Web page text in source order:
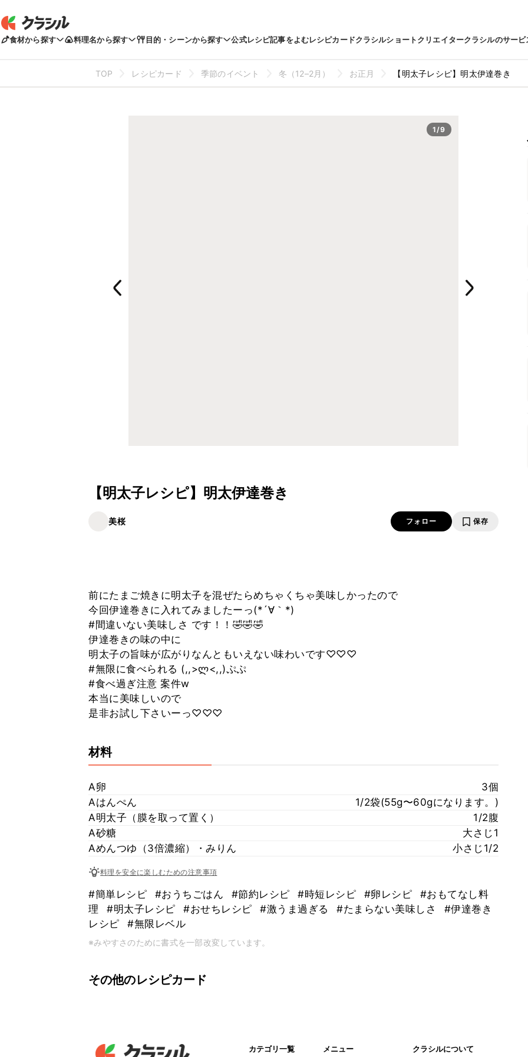
食材から探す 料理名から探す 目的・シーンから探す 公式レシピ記事をよむレシピカードクラシルショートクリエイタークラシルのサービ
TOP レシピカード 季節のイベント 冬（12–2月） お正月 【明太子レシピ】明太伊達巻き
1/9
【明太子レシピ】明太伊達巻き
美桜 フォロー 保存
前にたまご焼きに明太子を混ぜたらめちゃくちゃ美味しかったので
今回伊達巻きに入れてみましたーっ(*´∀｀*)
#間違いない美味しさ です！！🤣🤣🤣
伊達巻きの味の中に
明太子の旨味が広がりなんともいえない味わいです♡♡♡
#無限に食べられる (,,>ლ<,,)ぷぷ
#食べ過ぎ注意 案件w
本当に美味しいので
是非お試し下さいーっ♡♡♡
材料
A卵
3個
Aはんぺん
1/2袋(55g〜60gになります。)
A明太子（膜を取って置く）
1/2腹
A砂糖
大さじ1
Aめんつゆ（3倍濃縮）・みりん
小さじ1/2
料理を安全に楽しむための注意事項
#簡単レシピ #おうちごはん #節約レシピ #時短レシピ #卵レシピ
#おもてなし料
理
#明太子レシピ #おせちレシピ #激うま過ぎる #たまらない美味しさ
#伊達巻き
レシピ
#無限レベル
※みやすさのために書式を一部改変しています。
その他のレシピカード
カテゴリ一覧 メニュー クラシルについて